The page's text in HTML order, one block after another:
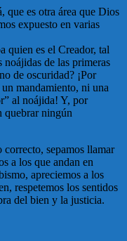
que es otra área que Dios
expuesto en varias
quien es el Creador, tal
de las primeras
de oscuridad? ¡Por
mandamiento, ni una
al noájida! Y, por
quebrar ningún
correcto, sepamos llamar
a los que andan en
apreciemos a los
respetemos los sentidos
del bien y la justicia.